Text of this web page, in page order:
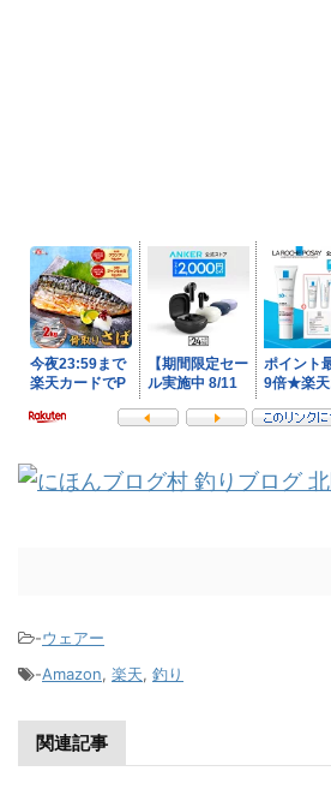
-ウェアー
-Amazon, 楽天, 釣り
関連記事